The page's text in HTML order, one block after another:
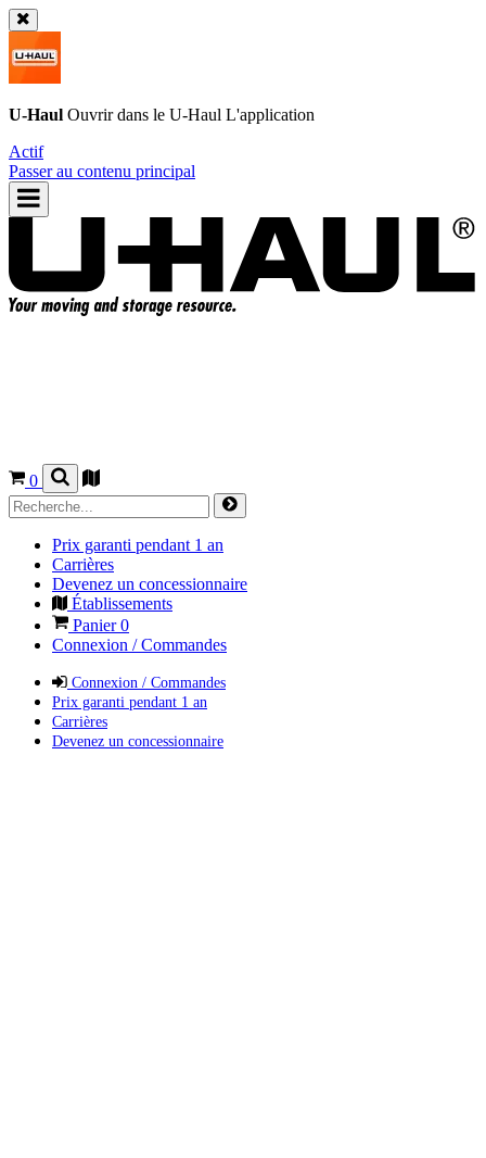
U-Haul Ouvrir dans le U-Haul L'application
Actif
Passer au contenu principal
0
Prix garanti pendant 1 an
Carrières
Devenez un concessionnaire
Établissements
Panier0
Connexion / Commandes
Connexion / Commandes
Prix garanti pendant 1 an
Carrières
Devenez un concessionnaire